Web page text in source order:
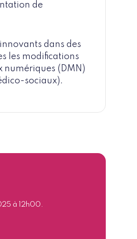
de
dans des
les modifications
numériques (DMN)
sociaux).
à 12h00.